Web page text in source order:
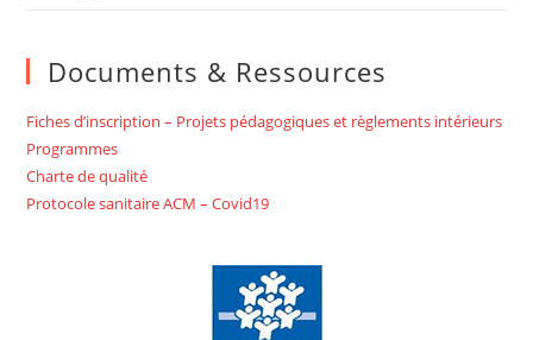
Documents & Ressources
Fiches d’inscription – Projets pédagogiques et règlements intérieurs
Programmes
Charte de qualité
Protocole sanitaire ACM – Covid19